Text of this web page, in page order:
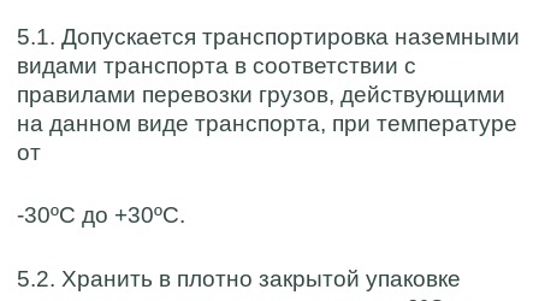
5.1. Допускается транспортировка наземными
видами транспорта в соответствии с
правилами перевозки грузов, действующими
на данном виде транспорта, при температуре
от
-30ºС до +30ºС.
5.2. Хранить в плотно закрытой упаковке